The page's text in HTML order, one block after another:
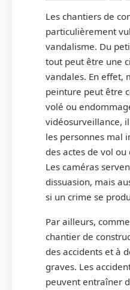
Les chantiers de
particulièrement
vandalisme. Du
tout peut être une
vandales. En effet,
peinture peut être
volé ou
vidéosurveillance,
les personnes mal
des actes de vol
Les caméras
dissuasion, mais
si un crime se
Par ailleurs,
chantier de
des accidents et à
graves. Les
peuvent entraîner